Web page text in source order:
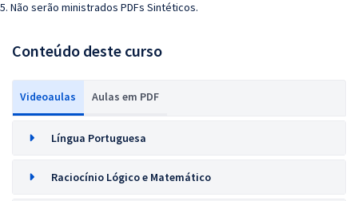
5. Não serão ministrados PDFs Sintéticos.
Conteúdo deste curso
Videoaulas Aulas em PDF
Língua Portuguesa
Raciocínio Lógico e Matemático